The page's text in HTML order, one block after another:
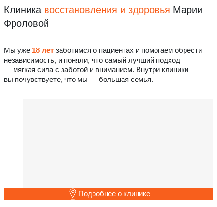
Клиника восстановления и здоровья Марии
Фроловой
Мы уже 18 лет заботимся о пациентах и помогаем обрести
независимость, и поняли, что самый лучший подход
— мягкая сила с заботой и вниманием. Внутри клиники
вы почувствуете, что мы — большая семья.
Подробнее о клинике